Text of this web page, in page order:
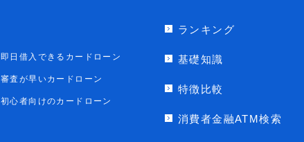
即日借入できるカードローン
審査が早いカードローン
初心者向けのカードローン
ランキング
基礎知識
特徴比較
消費者金融ATM検索